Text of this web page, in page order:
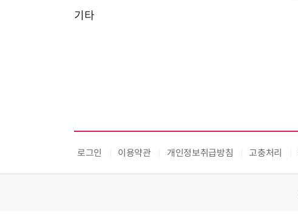
기타
로그인 이용약관 개인정보취급방침 고충처리